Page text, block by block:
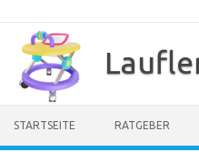
springen
STARTSEITE RATGEBER